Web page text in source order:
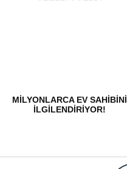
MILYONLARCA EV SAHIBINI
ILGILENDIRIYOR!